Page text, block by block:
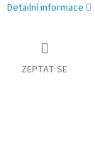
Detailní informace
ZEPTAT SE